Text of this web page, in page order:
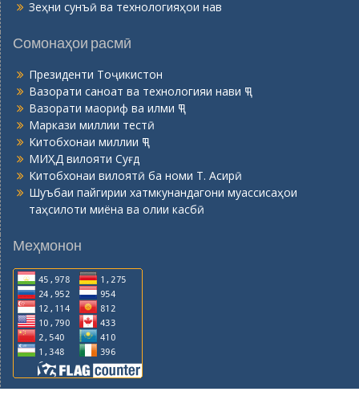
Зеҳни сунъӣ ва технологияҳои нав
Сомонаҳои расмӣ
Президенти Тоҷикистон
Вазорати саноат ва технологияи нави ҶТ
Вазорати маориф ва илми ҶТ
Маркази миллии тестӣ
Китобхонаи миллии ҶТ
МИҲД вилояти Суғд
Китобхонаи вилоятӣ ба номи Т. Асирӣ
Шуъбаи пайгирии хатмкунандагони муассисаҳои
таҳсилоти миёна ва олии касбӣ
Меҳмонон